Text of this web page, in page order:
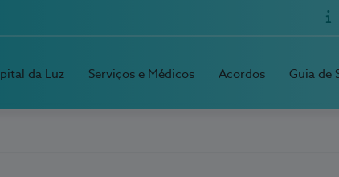
da Luz Serviços e Médicos Acordos Guia de